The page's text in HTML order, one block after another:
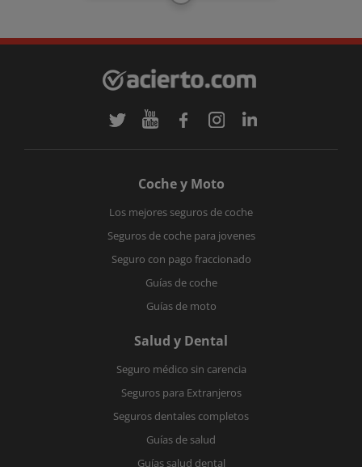
Coche y Moto
Los mejores seguros de coche
Seguros de coche para jovenes
Seguro con pago fraccionado
Guías de coche
Guías de moto
Salud y Dental
Seguro médico sin carencia
Seguros para Extranjeros
Seguros dentales completos
Guías de salud
Guías salud dental